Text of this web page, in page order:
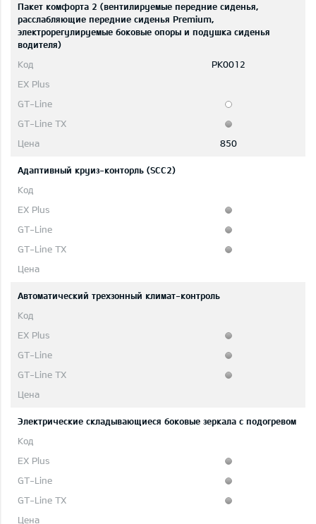
Пакет комфорта 2 (вентилируемые передние сиденья,
расслабляющие передние сиденья Premium,
электрорегулируемые боковые опоры и подушка сиденья
водителя)
PK0012
850
Адаптивный круиз-конторль (SCC2)
Автоматический трехзонный климат-контроль
Электрические складывающиеся боковые зеркала с подогревом